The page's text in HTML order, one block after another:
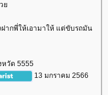
ว
ากพี่ให้เอามาให้ แต่ขับรถมัน
หวัด 5555
13 มกราคม 2566